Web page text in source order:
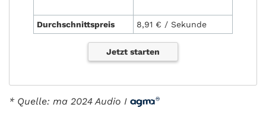
Durchschnittspreis 8,91 € / Sekunde
Jetzt starten
* Quelle: ma 2024 Audio I